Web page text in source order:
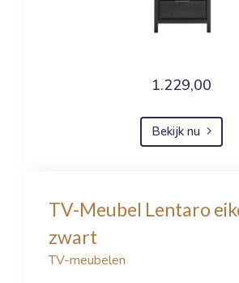
1.229,00
Bekijk nu
TV-Meubel Lentaro
zwart
TV-meubelen